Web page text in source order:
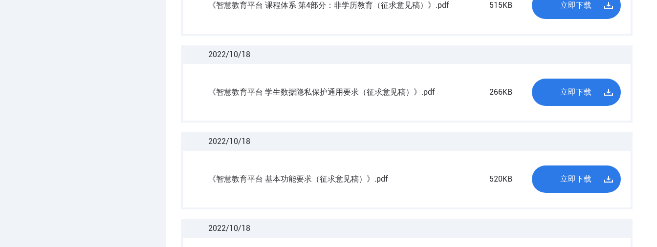
《智慧教育平台 课程体系 第4部分：非学历教育（征求意见稿）》.pdf 515KB 立即下载
2022/10/18
《智慧教育平台 学生数据隐私保护通用要求（征求意见稿）》.pdf 266KB 立即下载
2022/10/18
《智慧教育平台 基本功能要求（征求意见稿）》.pdf 520KB 立即下载
2022/10/18